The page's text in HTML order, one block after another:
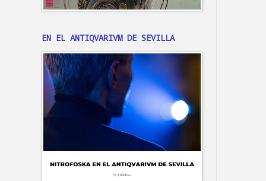
EN EL ANTIQVARIVM DE SEVILLA